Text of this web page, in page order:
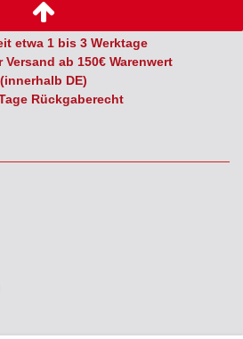
etwa 1 bis 3 Werktage
ab 150€ Warenwert
(innerhalb DE)
Rückgaberecht